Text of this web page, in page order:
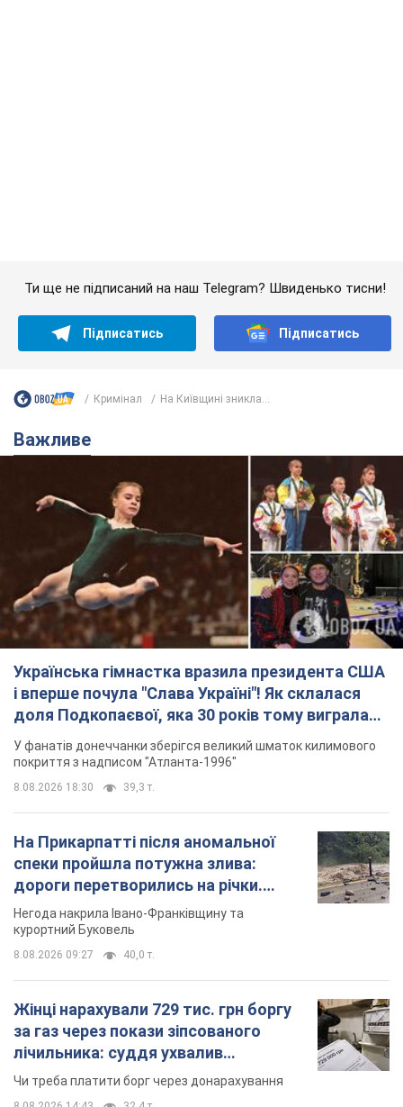
Ти ще не підписаний на наш Telegram? Швиденько тисни!
Підписатись Підписатись
Кримінал На Київщині зникла...
Важливе
Українська гімнастка вразила президента США
і вперше почула "Слава Україні"! Як склалася
доля Подкопаєвої, яка 30 років тому виграла
"золото" Олімпіади
У фанатів донеччанки зберігся великий шматок килимового
покриття з надписом "Атланта-1996"
8.08.2026 18:30 39,3 т.
На Прикарпатті після аномальної
спеки пройшла потужна злива:
дороги перетворились на річки.
Відео
Негода накрила Івано-Франківщину та
курортний Буковель
8.08.2026 09:27 40,0 т.
Жінці нарахували 729 тис. грн боргу
за газ через покази зіпсованого
лічильника: суддя ухвалив
неочікуване рішення
Чи треба платити борг через донарахування